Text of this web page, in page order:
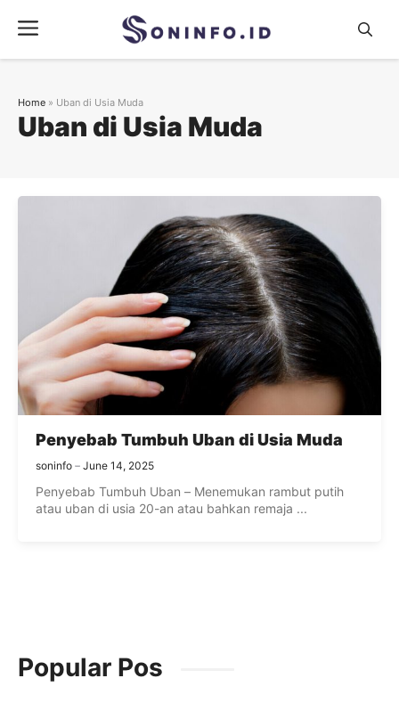
content
Menu
Uban di Usia Muda
Home » Uban di Usia Muda
Penyebab Tumbuh Uban di Usia Muda
soninfo June 14, 2025
Penyebab Tumbuh Uban – Menemukan rambut putih
atau uban di usia 20-an atau bahkan remaja ...
Popular Pos